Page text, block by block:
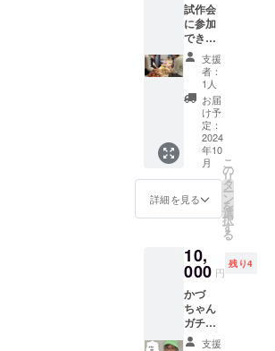
試作会
に参加
できる
権 場
所：当
店 日
時：10
月上
旬/11:3
0～17：
支援
者：
1人
お届
け予
定：
2024
年10
月
詳細を見る
こ
の
リ
タ
ー
ン
を
選
択
す
る
10,
000 円
残り4
かづ
ちゃん
ガチ恋
愛相談
支援